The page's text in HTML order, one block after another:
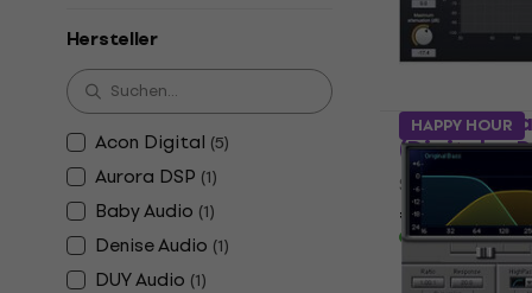
Hersteller
Acon Digital (5)
Aurora DSP (1)
Baby Audio (1)
Denise Audio (1)
DUY Audio (1)
€ 34
Zum
Acon
(Digitales
Studio-Effekt-
€ 75,70
Zum
HAPPY HOUR